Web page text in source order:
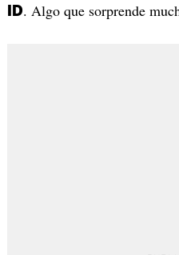
ID. Algo que sorprende